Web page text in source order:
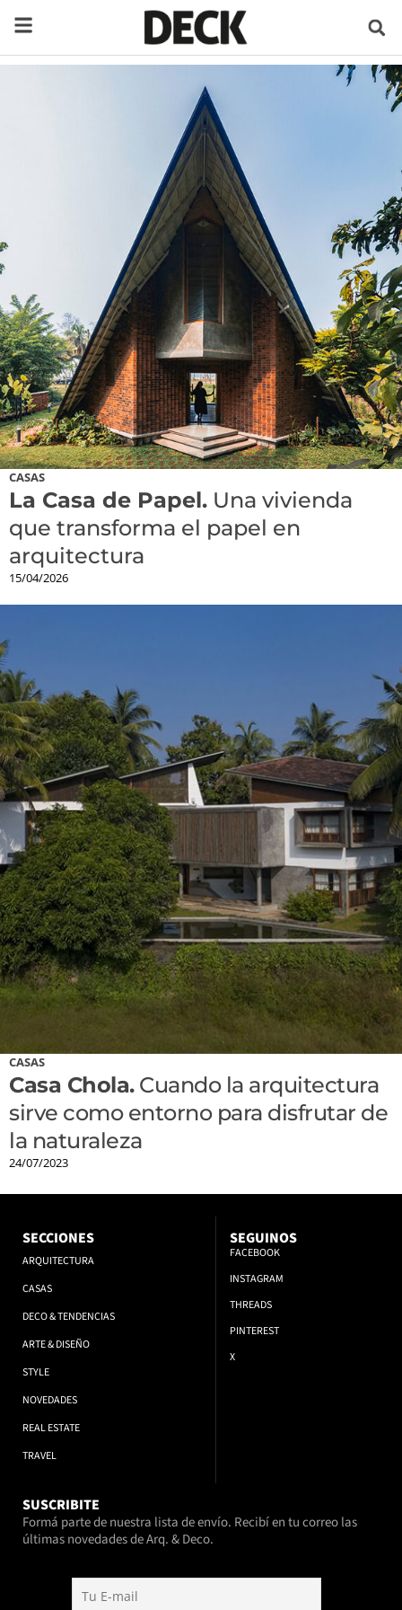
CASAS
La Casa de Papel. Una vivienda
que transforma el papel en
arquitectura
15/04/2026
CASAS
Casa Chola.Cuando la arquitectura
sirve como entorno para disfrutar de
la naturaleza
24/07/2023
SECCIONES
ARQUITECTURA
CASAS
DECO & TENDENCIAS
ARTE & DISEÑO
STYLE
NOVEDADES
REAL ESTATE
TRAVEL
SEGUINOS
FACEBOOK
INSTAGRAM
THREADS
PINTEREST
X
SUSCRIBITE
Formá parte de nuestra lista de envío. Recibí en tu correo las
últimas novedades de Arq. & Deco.